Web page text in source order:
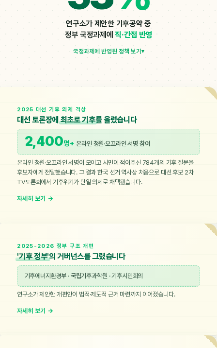
연구소가 제안한 기후공약 중
정부 국정과제에직·간접 반영
국정과제에 반영된 정책 보기▾
2025 대선 기후 의제 격상
대선 토론장에최초로 기후를 올렸습니다
2,400명+ 온라인 청원·오프라인 서명 참여
온라인 청원·오프라인 서명이 모이고 시민이 적어주신 784개의 기후 질문을
후보자에게 전달했습니다. 그 결과 한국 선거 역사상 처음으로 대선 후보 2차
TV토론회에서 기후위기가 단일 의제로 채택됐습니다.
2025-2026 정부 구조 개편
'기후 정부'의 거버넌스를 그렸습니다
기후에너지환경부 · 국립기후과학원 · 기후시민회의
연구소가 제안한 개편안이 법적·제도적 근거 마련까지 이어졌습니다.